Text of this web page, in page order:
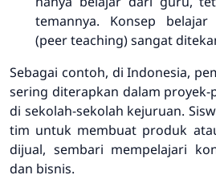
temannya. Konsep
(peer teaching) sangat
Sebagai contoh, di Indonesia,
sering diterapkan dalam proyek-
di sekolah-sekolah kejuruan.
tim untuk membuat produk
dijual, sembari mempelajari
dan bisnis.